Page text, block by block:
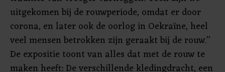
uitgekomen bij de rouwperiode, omdat er door
corona, en later ook de oorlog in Oekraïne, heel
veel mensen betrokken zijn geraakt bij de rouw.’’
De expositie toont van alles dat met de rouw te
maken heeft: De verschillende kledingdracht, een